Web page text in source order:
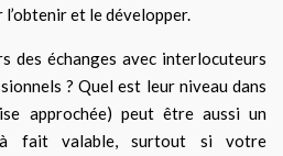
l’obtenir et le développer.
des échanges avec interlocuteurs
? Quel est leur niveau dans
approchée) peut être aussi un
fait valable, surtout si votre